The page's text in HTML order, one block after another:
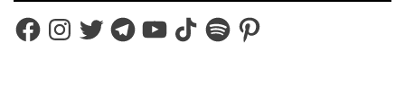
FacebookInstagram
TwitterTelegramYouTubeTikTokSpotifyPinterest